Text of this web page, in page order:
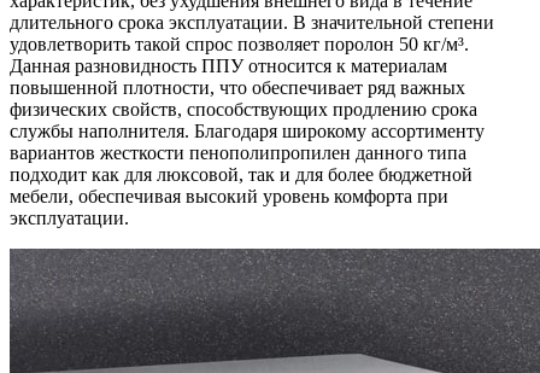
длительного срока эксплуатации. В значительной степени
удовлетворить такой спрос позволяет поролон 50 кг/м³.
Данная разновидность ППУ относится к материалам
повышенной плотности, что обеспечивает ряд важных
физических свойств, способствующих продлению срока
службы наполнителя. Благодаря широкому ассортименту
вариантов жесткости пенополипропилен данного типа
подходит как для люксовой, так и для более бюджетной
мебели, обеспечивая высокий уровень комфорта при
эксплуатации.